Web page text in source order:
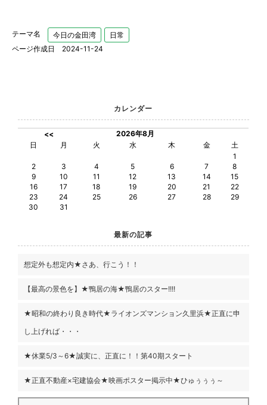
テーマ名 今日の金田湾
日常
ページ作成日 2024-11-24
カレンダー
<<
2026年8月
日
月 火 水 木 金
土
1
2
3 4 5 6 7
8
9
10 11 12 13 14
15
16
17 18 19 20 21
22
23
24 25 26 27 28
29
30
31
最新の記事
想定外も想定内★さあ、行こう！！
【最高の景色を】★鴨居の海★鴨居のスター!!!!
★昭和の終わり良き時代★ライオンズマンション久里浜★正直に申
し上げれば・・・
★休業5/3～6★誠実に、正直に！！第40期スタート
★正直不動産×宅建協会★映画ポスター掲示中★ひゅぅぅぅ～